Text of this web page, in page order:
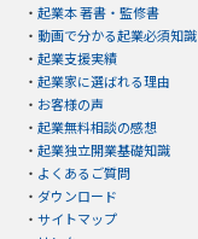
・ 起業本 著書・監修書
・ 動画で分かる起業必須知識
・ 起業支援実績
・ 起業家に選ばれる理由
・ お客様の声
・ 起業無料相談の感想
・ 起業独立開業基礎知識
・ よくあるご質問
・ ダウンロード
・ サイトマップ